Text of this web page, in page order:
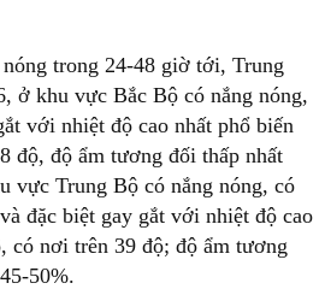
trong 24-48 giờ tới, Trung
ở khu vực Bắc Bộ có nắng nóng,
với nhiệt độ cao nhất phổ biến
độ, độ ẩm tương đối thấp nhất
vực Trung Bộ có nắng nóng, có
đặc biệt gay gắt với nhiệt độ cao
có nơi trên 39 độ; độ ẩm tương
50%.